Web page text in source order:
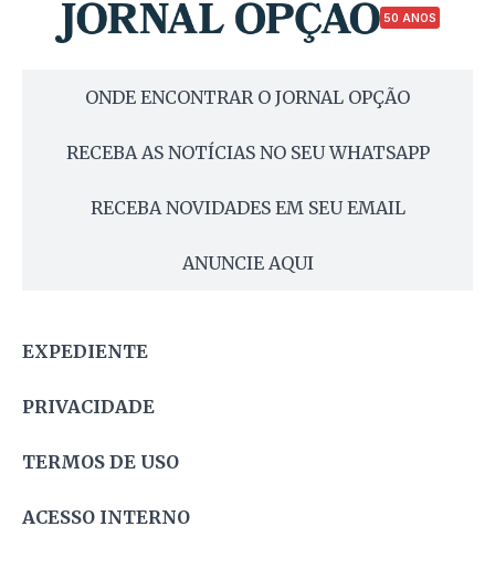
50 ANOS
ONDE ENCONTRAR O JORNAL OPÇÃO
RECEBA AS NOTÍCIAS NO SEU WHATSAPP
RECEBA NOVIDADES EM SEU EMAIL
ANUNCIE AQUI
EXPEDIENTE
PRIVACIDADE
TERMOS DE USO
ACESSO INTERNO